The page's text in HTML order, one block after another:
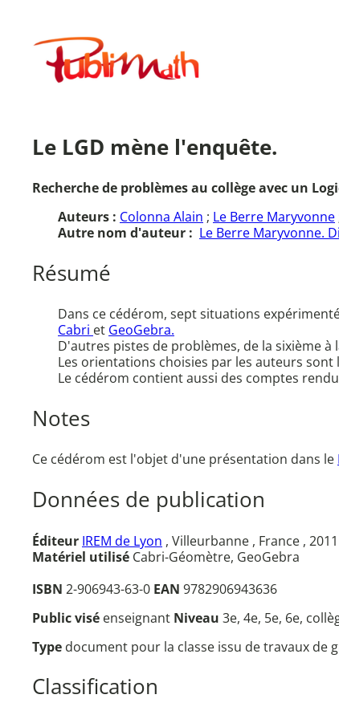
contenuPublimath
Le LGD mène l'enquête.
Recherche de problèmes au collège avec un
Auteurs : Colonna Alain ; Le Berre Maryvonne
Autre nom d'auteur : Le Berre Maryvonne.
Résumé
Dans ce cédérom, sept situations
Cabri et GeoGebra.
D'autres pistes de problèmes, de la sixième
Les orientations choisies par les auteurs sont
Le cédérom contient aussi des comptes
Notes
Ce cédérom est l'objet d'une présentation dans le
Données de publication
Éditeur IREM de Lyon , Villeurbanne , France , 2011
Matériel utilisé Cabri-Géomètre, GeoGebra
ISBN 2-906943-63-0 EAN 9782906943636
Public visé enseignant Niveau 3e, 4e, 5e, 6e,
Type document pour la classe issu de travaux de
Classification